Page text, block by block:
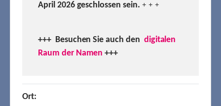
April 2026 geschlossen sein. + + +
+++ Besuchen Sie auch den digitalen
Raum der Namen +++
Ort: